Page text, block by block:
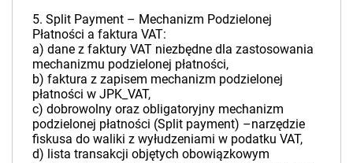
5. Split Payment – Mechanizm Podzielonej
Płatności a faktura VAT:
a) dane z faktury VAT niezbędne dla zastosowania
mechanizmu podzielonej płatności,
b) faktura z zapisem mechanizm podzielonej
płatności w JPK_VAT,
c) dobrowolny oraz obligatoryjny mechanizm
podzielonej płatności (Split payment) –narzędzie
fiskusa do waliki z wyłudzeniami w podatku VAT,
d) lista transakcji objętych obowiązkowym